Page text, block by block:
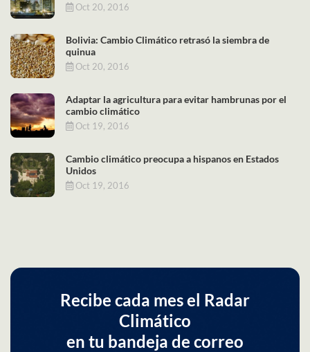
Oct 20, 2016
Bolivia: Cambio Climático retrasó la siembra de
quinua
Oct 20, 2016
Adaptar la agricultura para evitar hambrunas por el
cambio climático
Oct 19, 2016
Cambio climático preocupa a hispanos en Estados
Unidos
Oct 19, 2016
Recibe cada mes el Radar
Climático
en tu bandeja de correo